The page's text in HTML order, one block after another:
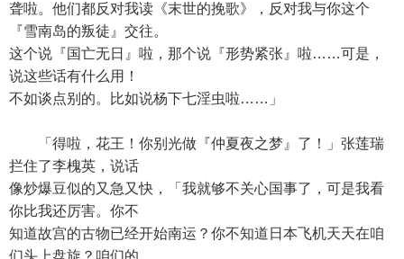
聋啦。他们都反对我读《末世的挽歌》，反对我与你这个
『雪南岛的叛徒』交往。
这个说『国亡无日』啦，那个说『形势紧张』啦……可是，
说这些话有什么用！
不如谈点别的。比如说杨下七淫虫啦……」
「得啦，花王！你别光做『仲夏夜之梦』了！」张莲瑞
拦住了李槐英，说话
像炒爆豆似的又急又快，「我就够不关心国事了，可是我看
你比我还厉害。你不
知道故宫的古物已经开始南运？你不知道日本飞机天天在咱
们头上盘旋？咱们的